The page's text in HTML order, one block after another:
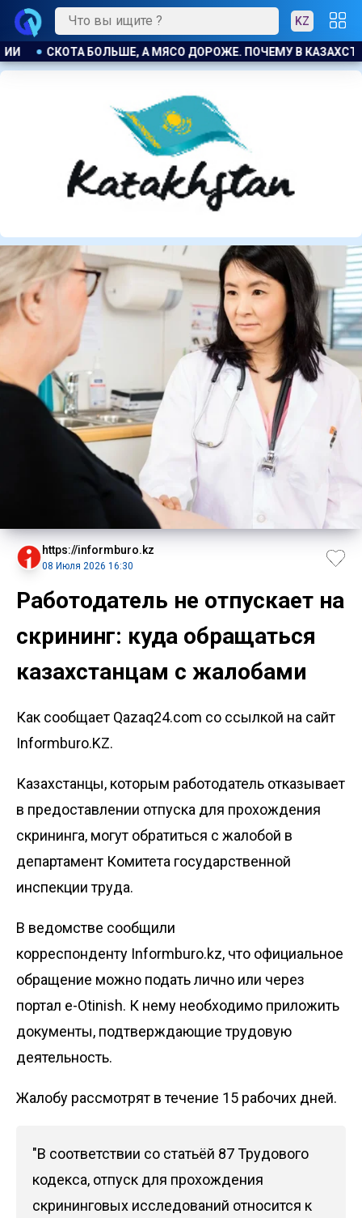
KZ
КАЗАХСТАНЕ ПРОДОЛЖАЮТ РАСТИ ЦЕНЫ НА БАРАНИНУ И
https://informburo.kz
08 Июля 2026 16:30
Работодатель не отпускает на
скрининг: куда обращаться
казахстанцам с жалобами
Как сообщает Qazaq24.com со ссылкой на сайт
Informburo.KZ.
Казахстанцы, которым работодатель отказывает
в предоставлении отпуска для прохождения
скрининга, могут обратиться с жалобой в
департамент Комитета государственной
инспекции труда.
В ведомстве сообщили
корреспонденту Informburo.kz, что официальное
обращение можно подать лично или через
портал e-Otinish. К нему необходимо приложить
документы, подтверждающие трудовую
деятельность.
Жалобу рассмотрят в течение 15 рабочих дней.
"В соответствии со статьёй 87 Трудового
кодекса, отпуск для прохождения
скрининговых исследований относится к